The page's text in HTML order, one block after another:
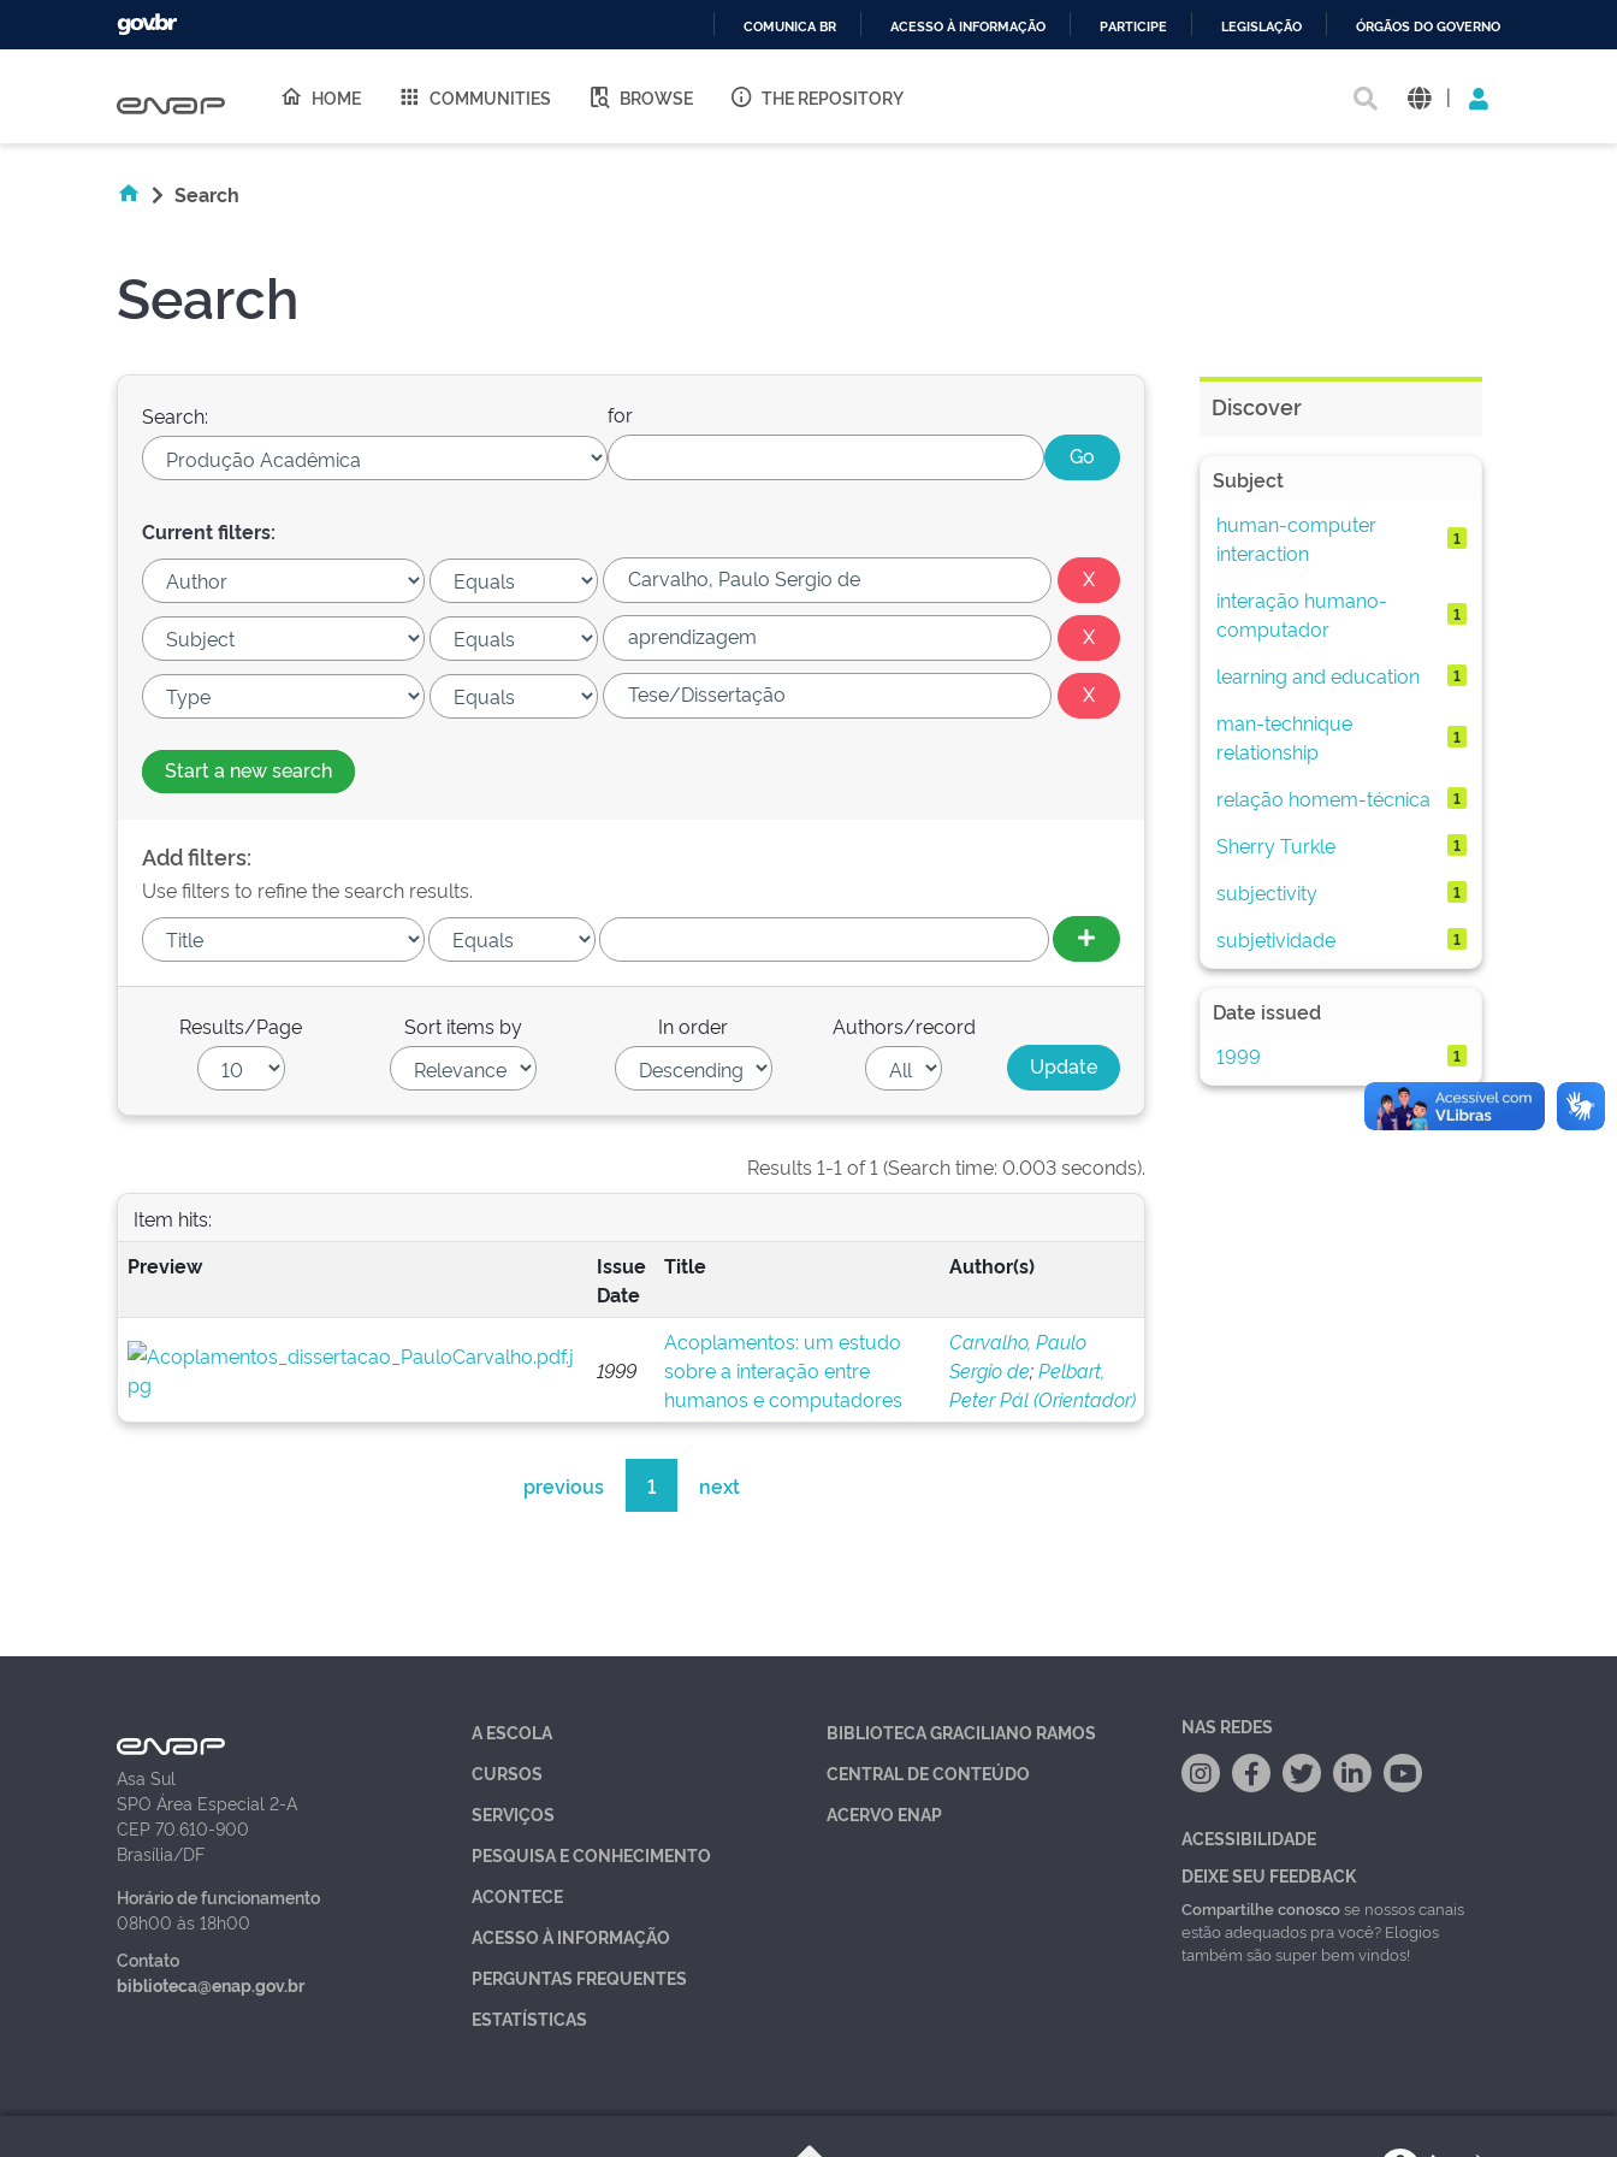
O
COMUNICA BR ACESSO À INFORMAÇÃO PARTICIPE LEGISLAÇÃO ÓRGÃOS DO GOVERNO
HOME COMMUNITIES BROWSE THE REPOSITORY |
Search
Search
Search: for
Current filters:
Start a new search
Add filters:
Use filters to refine the search results.
Results/Page Sort items by In order Authors/record
Results 1-1 of 1 (Search time: 0.003 seconds).
Item hits:
Preview
Issue
Date
Title Author(s)
1999
Acoplamentos: um estudo
sobre a interação entre
humanos e computadores
Carvalho, Paulo
Sergio de;Pelbart,
Peter Pál (Orientador)
previous 1 next
Discover
Subject
human-computer
interaction
1
interação humano-
computador
1
learning and education 1
man-technique
relationship
1
relação homem-técnica 1
Sherry Turkle 1
subjectivity 1
subjetividade 1
Date issued
1999
1
Asa Sul
SPO Área Especial 2-A
CEP 70.610-900
Brasília/DF
Horário de funcionamento
08h00 às 18h00
Contato
biblioteca@enap.gov.br
A ESCOLA
CURSOS
SERVIÇOS
PESQUISA E CONHECIMENTO
ACONTECE
ACESSO À INFORMAÇÃO
PERGUNTAS FREQUENTES
ESTATÍSTICAS
BIBLIOTECA GRACILIANO RAMOS
CENTRAL DE CONTEÚDO
ACERVO ENAP
NAS REDES
ACESSIBILIDADE
DEIXE SEU FEEDBACK
Compartilhe conoscose nossos canais
estão adequados pra você? Elogios
também são super bem vindos!